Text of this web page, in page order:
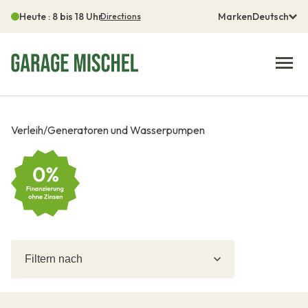
Heute : 8 bis 18 UhrDirections MarkenDeutsch
Verleih/Generatoren und Wasserpumpen
nach